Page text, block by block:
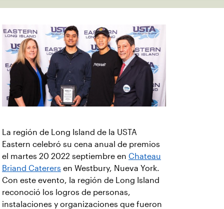
La región de Long Island de la USTA
Eastern celebró su cena anual de premios
el martes 20 2022 septiembre en Chateau
Briand Caterers en Westbury, Nueva York.
Con este evento, la región de Long Island
reconoció los logros de personas,
instalaciones y organizaciones que fueron